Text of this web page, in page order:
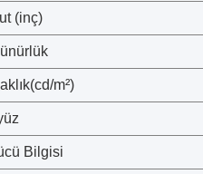
(inç)
m²)
Bilgisi